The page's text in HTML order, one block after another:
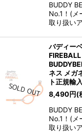
BUDDY
No.1！(メ
取り扱い
バディー
ネス メガ
ト正規輸
8,490円(
BUDDY
No.1！(メ
取り扱い